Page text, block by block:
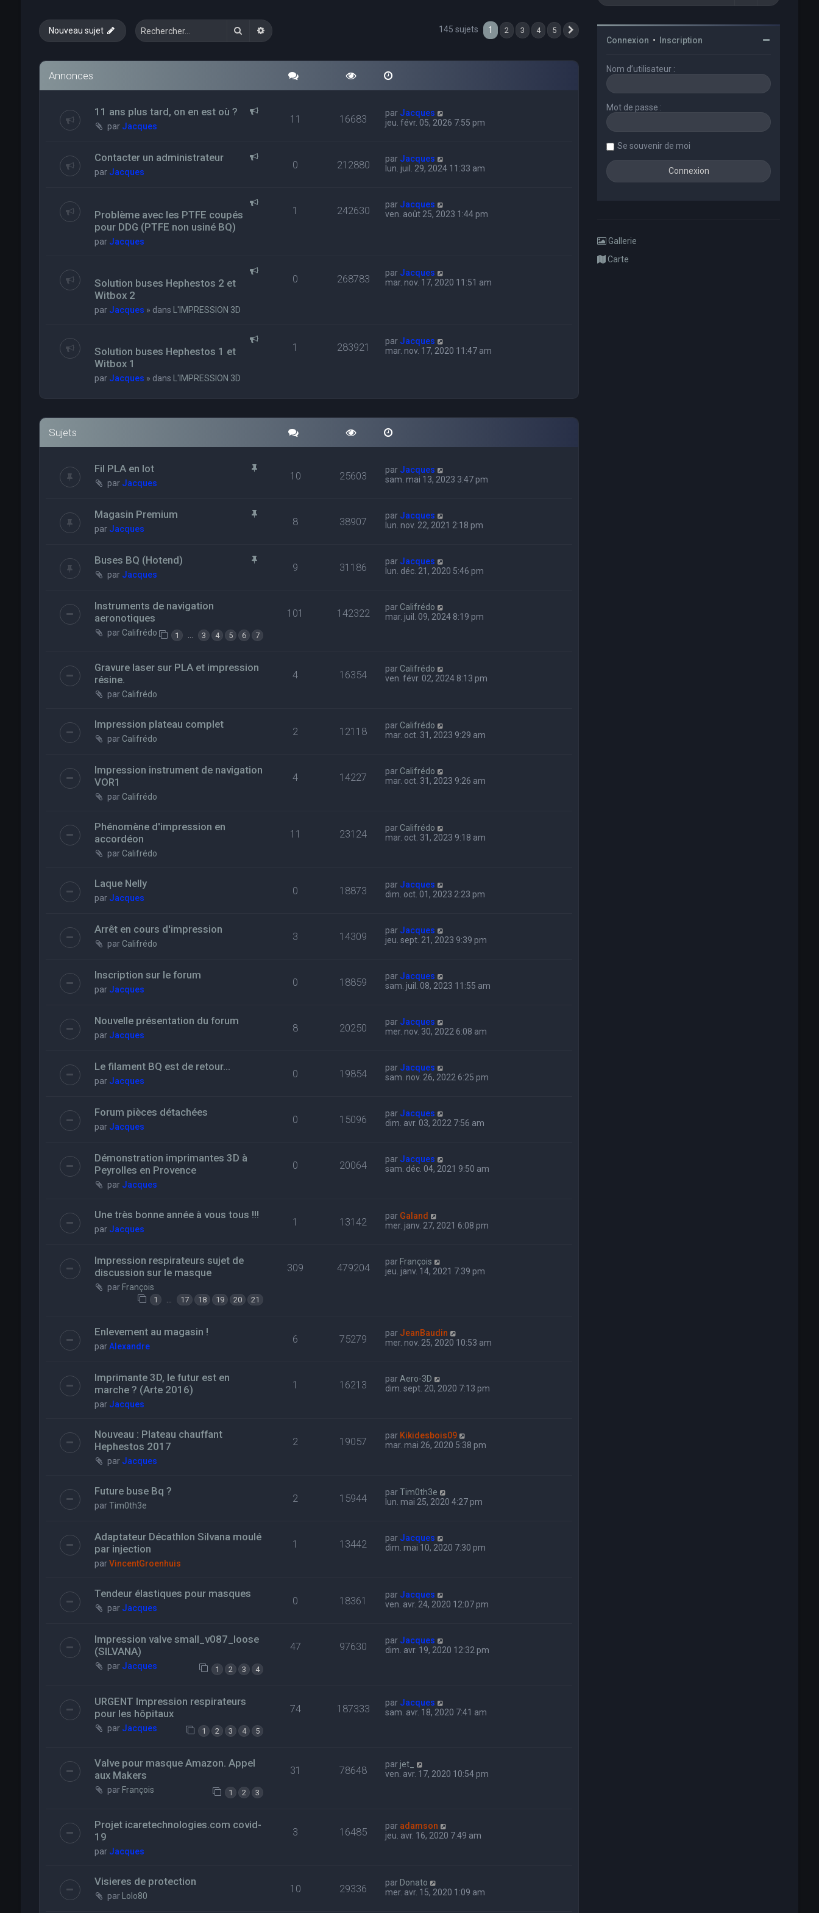
Nouveau sujet RechercherRecherche avancée 145 sujets 1 2 3 4 5
Annonces
11 ans plus tard, on en est où ?
par Jacques
11 16683 par Jacques
jeu. févr. 05, 2026 7:55 pm
Contacter un administrateur
par Jacques
0 212880 par Jacques
lun. juil. 29, 2024 11:33 am
Problème avec les PTFE coupés
pour DDG (PTFE non usiné BQ)
par Jacques
1 242630 par Jacques
ven. août 25, 2023 1:44 pm
Solution buses Hephestos 2 et
Witbox 2
par Jacques » dans L'IMPRESSION 3D
0 268783 par Jacques
mar. nov. 17, 2020 11:51 am
Solution buses Hephestos 1 et
Witbox 1
par Jacques » dans L'IMPRESSION 3D
1 283921 par Jacques
mar. nov. 17, 2020 11:47 am
Sujets
Fil PLA en lot
par Jacques
10 25603 par Jacques
sam. mai 13, 2023 3:47 pm
Magasin Premium
par Jacques
8 38907 par Jacques
lun. nov. 22, 2021 2:18 pm
Buses BQ (Hotend)
par Jacques
9 31186 par Jacques
lun. déc. 21, 2020 5:46 pm
Instruments de navigation
aeronotiques
par Califrédo 1 … 3 4 5 6 7
101 142322 par Califrédo
mar. juil. 09, 2024 8:19 pm
Gravure laser sur PLA et impression
résine.
par Califrédo
4 16354 par Califrédo
ven. févr. 02, 2024 8:13 pm
Impression plateau complet
par Califrédo
2 12118 par Califrédo
mar. oct. 31, 2023 9:29 am
Impression instrument de navigation
VOR1
par Califrédo
4 14227 par Califrédo
mar. oct. 31, 2023 9:26 am
Phénomène d'impression en
accordéon
par Califrédo
11 23124 par Califrédo
mar. oct. 31, 2023 9:18 am
Laque Nelly
par Jacques
0 18873 par Jacques
dim. oct. 01, 2023 2:23 pm
Arrêt en cours d'impression
par Califrédo
3 14309 par Jacques
jeu. sept. 21, 2023 9:39 pm
Inscription sur le forum
par Jacques
0 18859 par Jacques
sam. juil. 08, 2023 11:55 am
Nouvelle présentation du forum
par Jacques
8 20250 par Jacques
mer. nov. 30, 2022 6:08 am
Le filament BQ est de retour...
par Jacques
0 19854 par Jacques
sam. nov. 26, 2022 6:25 pm
Forum pièces détachées
par Jacques
0 15096 par Jacques
dim. avr. 03, 2022 7:56 am
Démonstration imprimantes 3D à
Peyrolles en Provence
par Jacques
0 20064 par Jacques
sam. déc. 04, 2021 9:50 am
Une très bonne année à vous tous !!!
par Jacques
1 13142 par Galand
mer. janv. 27, 2021 6:08 pm
Impression respirateurs sujet de
discussion sur le masque
par François
1 … 17 18 19 20 21
309 479204 par François
jeu. janv. 14, 2021 7:39 pm
Enlevement au magasin !
parAlexandre
6 75279 par JeanBaudin
mer. nov. 25, 2020 10:53 am
Imprimante 3D, le futur est en
marche ? (Arte 2016)
par Jacques
1 16213 parAero-3D
dim. sept. 20, 2020 7:13 pm
Nouveau : Plateau chauffant
Hephestos 2017
par Jacques
2 19057 par Kikidesbois09
mar. mai 26, 2020 5:38 pm
Future buse Bq ?
parTim0th3e
2 15944 parTim0th3e
lun. mai 25, 2020 4:27 pm
Adaptateur Décathlon Silvana moulé
par injection
parVincentGroenhuis
1 13442 par Jacques
dim. mai 10, 2020 7:30 pm
Tendeur élastiques pour masques
par Jacques
0 18361 par Jacques
ven. avr. 24, 2020 12:07 pm
Impression valve small_v087_loose
(SILVANA)
par Jacques 1 2 3 4
47 97630 par Jacques
dim. avr. 19, 2020 12:32 pm
URGENT Impression respirateurs
pour les hôpitaux
par Jacques 1 2 3 4 5
74 187333 par Jacques
sam. avr. 18, 2020 7:41 am
Valve pour masque Amazon. Appel
aux Makers
par François 1 2 3
31 78648 par jet_
ven. avr. 17, 2020 10:54 pm
Projet icaretechnologies.com covid-
19
par Jacques
3 16485 par adamson
jeu. avr. 16, 2020 7:49 am
Visieres de protection
par Lolo80
10 29336 par Donato
mer. avr. 15, 2020 1:09 am
Connexion • Inscription
Nom d’utilisateur :
Mot de passe :
Se souvenir de moi
Gallerie
Carte